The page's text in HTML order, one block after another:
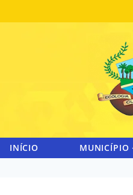
INÍCIO MUNICÍPIO